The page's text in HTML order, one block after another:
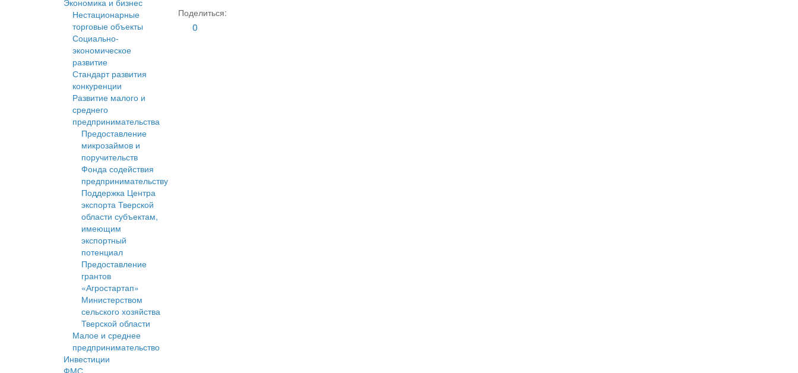
Экономика и бизнес
Нестационарные
торговые объекты
Социально-
экономическое
развитие
Стандарт развития
конкуренции
Развитие малого и
среднего
предпринимательства
Предоставление
микрозаймов и
поручительств
Фонда содействия
предпринимательству
Поддержка Центра
экспорта Тверской
области субъектам,
имеющим
экспортный
потенциал
Предоставление
грантов
«Агростартап»
Министерством
сельского хозяйства
Тверской области
Малое и среднее
предпринимательство
Инвестиции
Поделиться:
0